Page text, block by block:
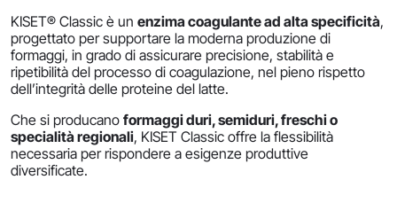
KISET® Classic è un enzima coagulante ad alta specificità,
progettato per supportare la moderna produzione di
formaggi, in grado di assicurare precisione, stabilità e
ripetibilità del processo di coagulazione, nel pieno rispetto
dell’integrità delle proteine del latte.
Che si producano formaggi duri, semiduri, freschi o
specialità regionali, KISET Classic offre la flessibilità
necessaria per rispondere a esigenze produttive
diversificate.